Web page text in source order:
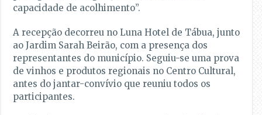
capacidade de acolhimento”.
A recepção decorreu no Luna Hotel de Tábua, junto
ao Jardim Sarah Beirão, com a presença dos
representantes do município. Seguiu-se uma prova
de vinhos e produtos regionais no Centro Cultural,
antes do jantar-convívio que reuniu todos os
participantes.